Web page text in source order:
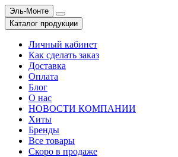
Эль-Монте
Каталог продукции
Личный кабинет
Как сделать заказ
Доставка
Оплата
Блог
О нас
НОВОСТИ КОМПАНИИ
Хиты
Бренды
Все товары
Скоро в продаже